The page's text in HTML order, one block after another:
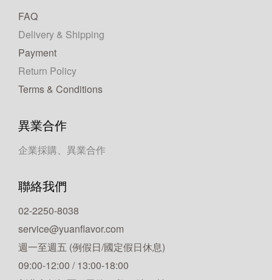
FAQ
Delivery & Shipping
Payment
Return Policy
Terms & Conditions
異業合作
企業採購、異業合作
聯絡我們
02-2250-8038
service@yuanflavor.com
週一至週五 (例假日/國定假日休息)
09:00-12:00 / 13:00-18:00